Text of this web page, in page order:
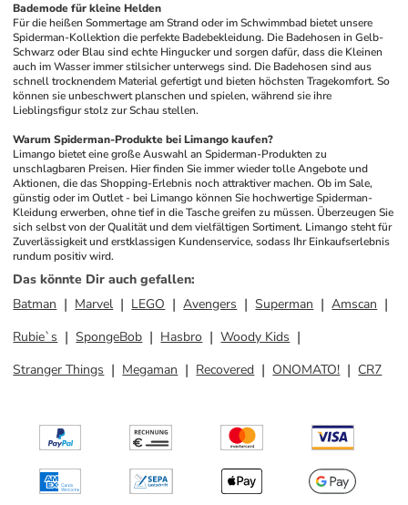
Bademode für kleine Helden
Für die heißen Sommertage am Strand oder im Schwimmbad bietet unsere
Spiderman-Kollektion die perfekte Badebekleidung. Die Badehosen in Gelb-
Schwarz oder Blau sind echte Hingucker und sorgen dafür, dass die Kleinen
auch im Wasser immer stilsicher unterwegs sind. Die Badehosen sind aus
schnell trocknendem Material gefertigt und bieten höchsten Tragekomfort. So
können sie unbeschwert planschen und spielen, während sie ihre
Lieblingsfigur stolz zur Schau stellen.
Warum Spiderman-Produkte bei Limango kaufen?
Limango bietet eine große Auswahl an Spiderman-Produkten zu
unschlagbaren Preisen. Hier finden Sie immer wieder tolle Angebote und
Aktionen, die das Shopping-Erlebnis noch attraktiver machen. Ob im Sale,
günstig oder im Outlet - bei Limango können Sie hochwertige Spiderman-
Kleidung erwerben, ohne tief in die Tasche greifen zu müssen. Überzeugen Sie
sich selbst von der Qualität und dem vielfältigen Sortiment. Limango steht für
Zuverlässigkeit und erstklassigen Kundenservice, sodass Ihr Einkaufserlebnis
rundum positiv wird.
Das könnte Dir auch gefallen:
Batman
Marvel LEGO Avengers Superman
Amscan
Rubie`s
SpongeBob Hasbro
Woody Kids
Stranger Things
Megaman Recovered ONOMATO! CR7